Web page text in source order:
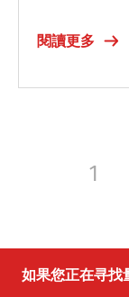
閱讀更多
1
如果您正在寻找